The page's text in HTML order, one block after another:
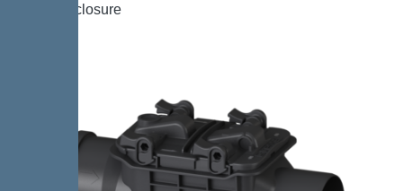
emergency closure